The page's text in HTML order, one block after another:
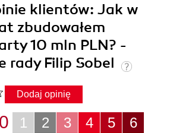
klientów: Jak w
zbudowałem
10 mln PLN? -
rady Filip Sobel
Dodaj opinię
6
5
4
3
2
1